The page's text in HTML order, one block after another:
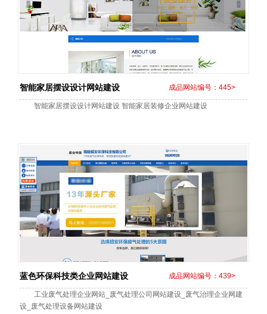
智能家居摆设设计网站建设 成品网站编号：445>
智能家居摆设设计网站建设 智能家居装修企业网站建设
蓝色环保科技类企业网站建设 成品网站编号：439>
工业废气处理企业网站_废气处理公司网站建设_废气治理企业网建
设_废气处理设备网站建设